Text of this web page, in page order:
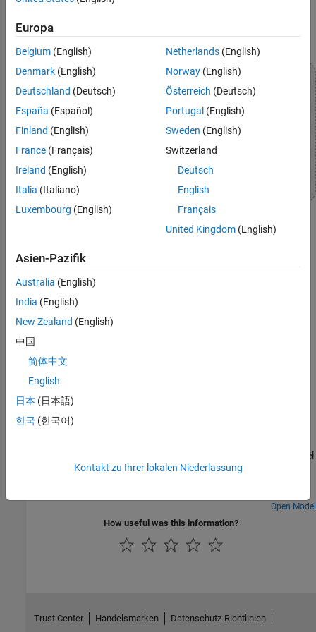
Topics
Communicate with Hardware Using Connected IO
Simulink model on the hardware.
Troubleshooting
Troubleshooting Connected I/O
Solve the problems while using Connected I/O.
Featured Examples
In this example, you will learn how to connect the Simulink® model
directly to supported hardware for live I/O data exchange and
Open Model
How useful was this information?
Europa
Belgium (English)
Denmark (English)
Deutschland (Deutsch)
España (Español)
Finland (English)
France (Français)
Ireland (English)
Italia (Italiano)
Luxembourg (English)
Netherlands(English)
Norway(English)
Österreich (Deutsch)
Portugal (English)
Sweden (English)
Switzerland
Deutsch
English
Français
United Kingdom(English)
Asien-Pazifik
Australia (English)
India (English)
New Zealand (English)
中国
简体中文
English
日本 (日本語)
한국 (한국어)
Kontakt zu Ihrer lokalen Niederlassung
Trust Center Handelsmarken Datenschutz-Richtlinien